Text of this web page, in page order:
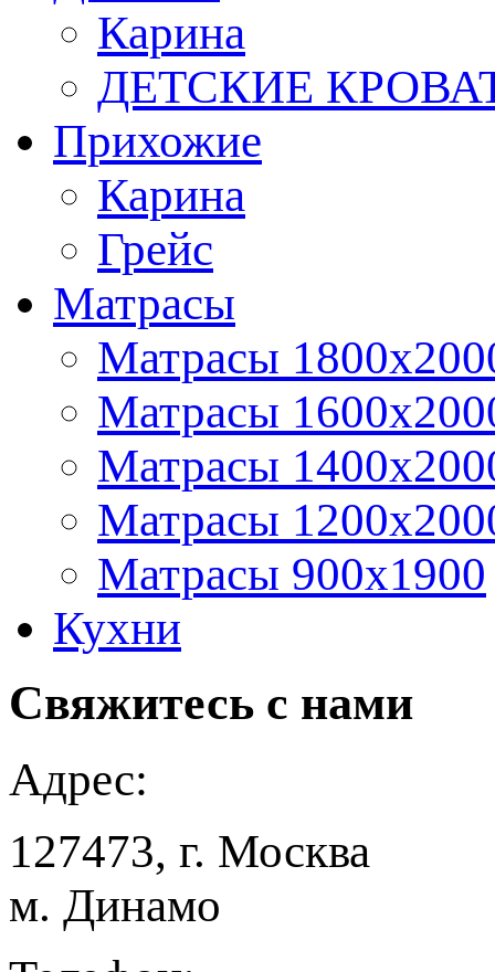
Карина
ДЕТСКИЕ
Прихожие
Карина
Грейс
Матрасы
Матрасы
Матрасы
Матрасы
Матрасы
Матрасы 900x1900
Кухни
Свяжитесь с нами
Адрес:
127473, г. Москва
м. Динамо